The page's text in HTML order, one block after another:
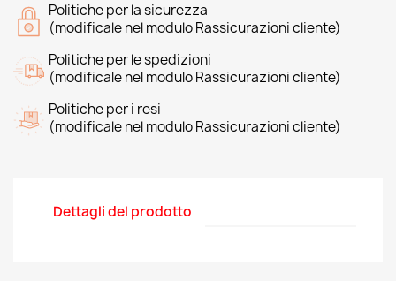
Politiche per la sicurezza
(modificale nel modulo Rassicurazioni cliente)
Politiche per le spedizioni
(modificale nel modulo Rassicurazioni cliente)
Politiche per i resi
(modificale nel modulo Rassicurazioni cliente)
Dettagli del prodotto